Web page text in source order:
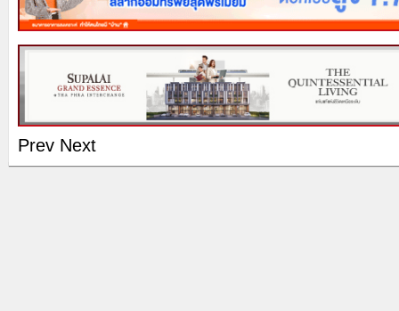
Prev Next